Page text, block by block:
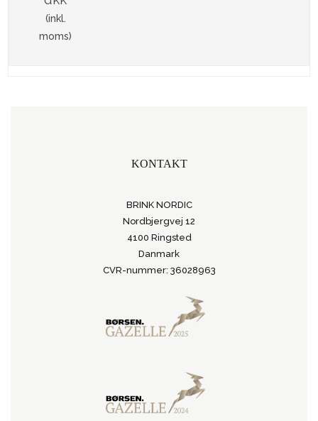
(inkl.
moms)
KONTAKT
BRINK NORDIC
Nordbjergvej 12
4100 Ringsted
Danmark
CVR-nummer: 36028963